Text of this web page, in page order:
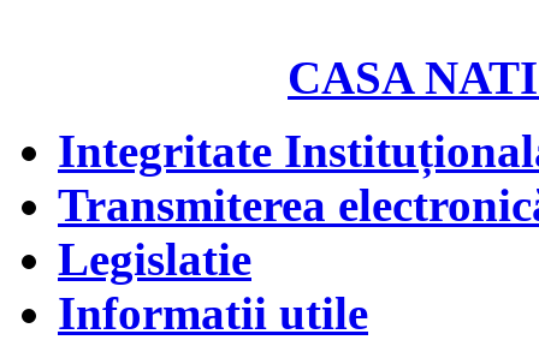
CASA
Integritate
Transmiterea
Legislatie
Informatii utile